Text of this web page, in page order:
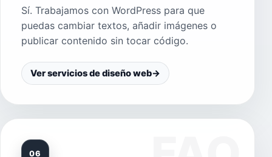
Sí. Trabajamos con WordPress para que
puedas cambiar textos, añadir imágenes o
publicar contenido sin tocar código.
Ver servicios de diseño web→
06